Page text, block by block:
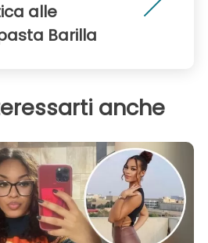
alle
Barilla
anche